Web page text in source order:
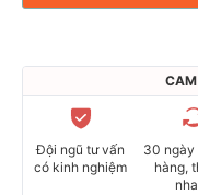
Đội ngũ tư vấn
có kinh nghiệm
30
hàng,